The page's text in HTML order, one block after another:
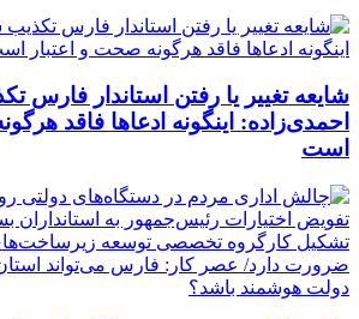
شایعه تغییر یا رفتن استاندار فارس
احمدی‌زاده: اینگونه ادعاها فاقد
است